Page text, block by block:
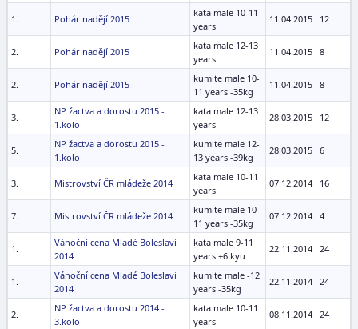
1. Pohár nadějí 2015
kata male 10-11
years
11.04.2015 12
2. Pohár nadějí 2015
kata male 12-13
years
11.04.2015 8
2. Pohár nadějí 2015
kumite male 10-
11 years -35kg
11.04.2015 8
3.
NP žactva a dorostu 2015 -
1.kolo
kata male 12-13
years
28.03.2015 12
5.
NP žactva a dorostu 2015 -
1.kolo
kumite male 12-
13 years -39kg
28.03.2015 6
3. Mistrovství ČR mládeže 2014
kata male 10-11
years
07.12.2014 16
7. Mistrovství ČR mládeže 2014
kumite male 10-
11 years -35kg
07.12.2014 4
1.
Vánoční cena Mladé Boleslavi
2014
kata male 9-11
years +6.kyu
22.11.2014 24
1.
Vánoční cena Mladé Boleslavi
2014
kumite male -12
years -35kg
22.11.2014 24
2.
NP žactva a dorostu 2014 -
3.kolo
kata male 10-11
years
08.11.2014 24